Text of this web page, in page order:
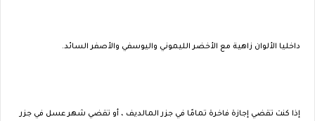
داخليا الألوان زاهية مع الأخضر الليموني واليوسفي والأصفر السائد.
إذا كنت تقضي إجازة فاخرة تمامًا في جزر المالديف ، أو تقضي شهر عسل في جزر